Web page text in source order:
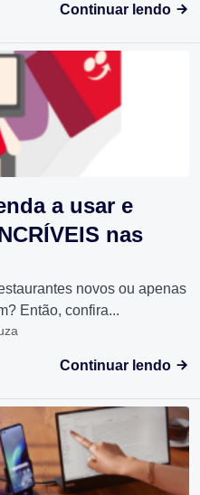
Continuar lendo
a usar e
nas
novos ou apenas
Então, confira...
Continuar lendo